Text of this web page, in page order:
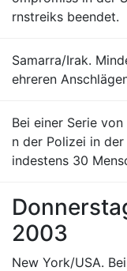
rnstreiks beendet.
Samarra/Irak.
ehreren
Bei einer Serie
n der Polizei in
indestens 30
2003
New York/USA.